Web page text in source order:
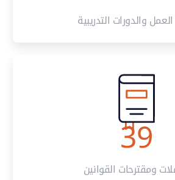
التدريبية
39
القوانين